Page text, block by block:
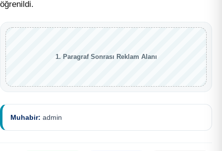
öğrenildi.
1. Paragraf Sonrası Reklam Alanı
Muhabir: admin